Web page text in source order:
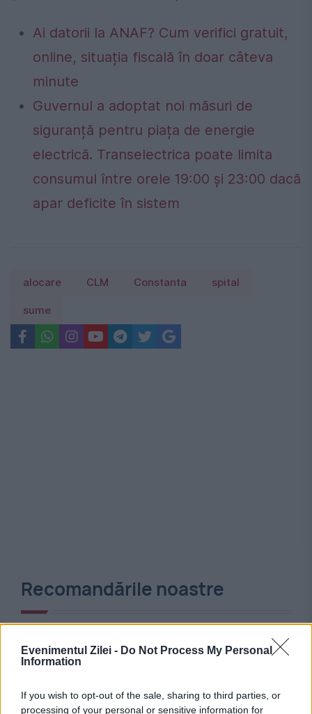
Evenimentul Zilei - Do Not Process My Personal
Information
If you wish to opt-out of the sale, sharing to third parties, or
processing of your personal or sensitive information for
Ai datorii la ANAF? Cum verifici gratuit,
online, situația fiscală în doar câteva
minute
Guvernul a adoptat noi măsuri de
siguranță pentru piața de energie
electrică. Transelectrica poate limita
consumul între orele 19:00 și 23:00 dacă
apar deficite în sistem
alocare CLM Constanta spital
sume
Recomandările noastre